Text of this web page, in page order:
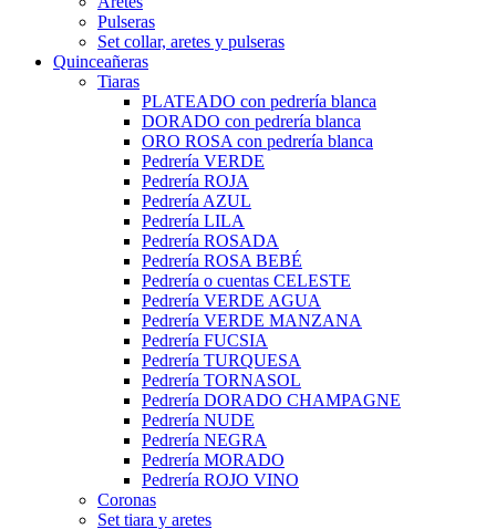
Pulseras
Set collar, aretes y pulseras
Quinceañeras
Tiaras
PLATEADO con pedrería blanca
DORADO con pedrería blanca
ORO ROSA con pedrería blanca
Pedrería VERDE
Pedrería ROJA
Pedrería AZUL
Pedrería LILA
Pedrería ROSADA
Pedrería ROSA BEBÉ
Pedrería o cuentas CELESTE
Pedrería VERDE AGUA
Pedrería VERDE MANZANA
Pedrería FUCSIA
Pedrería TURQUESA
Pedrería TORNASOL
Pedrería DORADO CHAMPAGNE
Pedrería NUDE
Pedrería NEGRA
Pedrería MORADO
Pedrería ROJO VINO
Coronas
Set tiara y aretes